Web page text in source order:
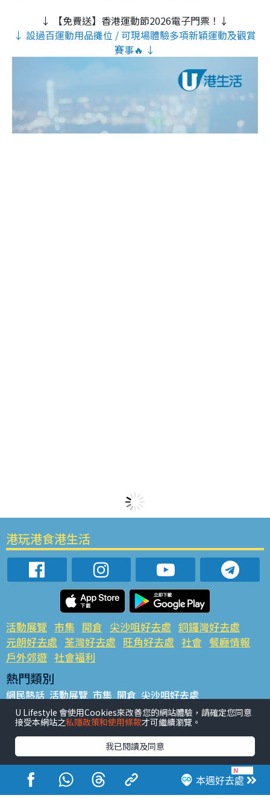
↓ 【免費送】香港運動節2026電子門票！↓
↓ 設過百運動用品攤位 / 可現場體驗多項新穎運動及觀賞
賽事🔥 ↓
本週好去處
港玩港食港生活
活動展覽 市集 開倉 尖沙咀好去處 銅鑼灣好去處
元朗好去處 荃灣好去處 旺角好去處 社會 餐廳情報
戶外郊遊 社會福利
熱門類別
網民熱話 活動展覽 市集 開倉 尖沙咀好去處
銅鑼灣好去處 元朗好去處 荃灣好去處 旺角好去處 社會
餐廳情報 戶外郊遊
熱門標籤
#UGO搵好去處 #人氣活動推介 #美食社群熱話
#親子玩樂好去處
#ULifestyle應用程式
#限時搶
#UJetso禮物放送
#ULifestyle商戶中心 #著數 #網絡熱話
U Lifestyle 會使用Cookies來改善您的網站體驗，請確定您同意
接受本網站之私隱政策和使用條款才可繼續瀏覽。
我已閱讀及同意